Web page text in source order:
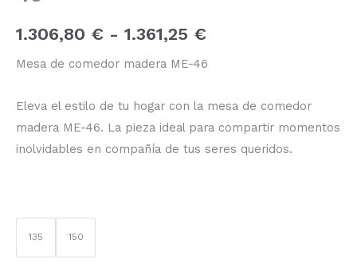
1.306,80 € - 1.361,25 €
Mesa de comedor madera ME-46
Eleva el estilo de tu hogar con la mesa de comedor
madera ME-46. La pieza ideal para compartir momentos
inolvidables en compañía de tus seres queridos.
135 150